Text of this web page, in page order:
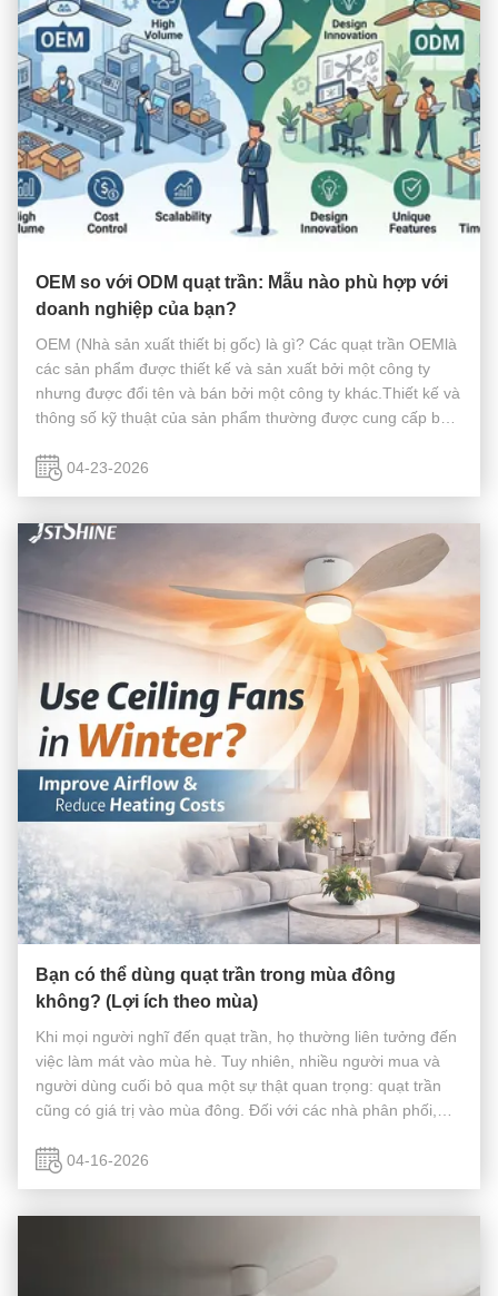
OEM so với ODM quạt trần: Mẫu nào phù hợp với
doanh nghiệp của bạn?
OEM (Nhà sản xuất thiết bị gốc) là gì? Các quạt trần OEMlà
các sản phẩm được thiết kế và sản xuất bởi một công ty
nhưng được đổi tên và bán bởi một công ty khác.Thiết kế và
thông số kỹ thuật của sản phẩm thường được cung cấp bởi
quạt dựa tr...
04-23-2026
Bạn có thể dùng quạt trần trong mùa đông
không? (Lợi ích theo mùa)
Khi mọi người nghĩ đến quạt trần, họ thường liên tưởng đến
việc làm mát vào mùa hè. Tuy nhiên, nhiều người mua và
người dùng cuối bỏ qua một sự thật quan trọng: quạt trần
cũng có giá trị vào mùa đông. Đối với các nhà phân phối,
mùa này có thể ...
04-16-2026